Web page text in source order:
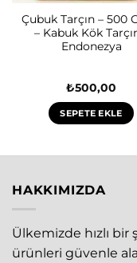
Çubuk Tarçın – 500
– Kabuk Kök
Endonezya
₺500,00
SEPETE EKLE
HAKKIMIZDA
Ülkemizde hızlı bir
ürünleri güvenle